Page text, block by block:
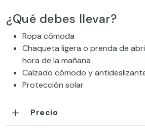
¿Qué debes llevar?
Ropa cómoda
Chaqueta ligera o prenda de
hora de la mañana
Calzado cómodo y
Protección solar
Precio